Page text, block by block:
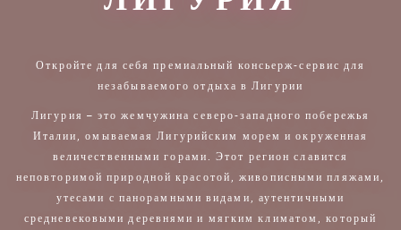
Откройте для себя премиальный консьерж-сервис для
незабываемого отдыха в Лигурии
Лигурия – это жемчужина северо-западного побережья
Италии, омываемая Лигурийским морем и окруженная
величественными горами. Этот регион славится
неповторимой природной красотой, живописными пляжами,
утесами с панорамными видами, аутентичными
средневековыми деревнями и мягким климатом, который